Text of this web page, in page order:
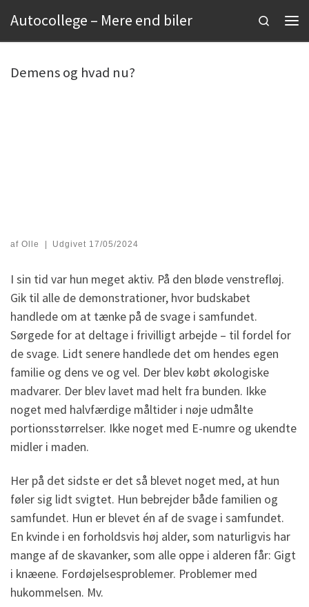
Fortsæt til indhold
Autocollege – Mere end biler
Search
Demens og hvad nu?
af Olle | Udgivet 17/05/2024
I sin tid var hun meget aktiv. På den bløde venstrefløj.
Gik til alle de demonstrationer, hvor budskabet
handlede om at tænke på de svage i samfundet.
Sørgede for at deltage i frivilligt arbejde – til fordel for
de svage. Lidt senere handlede det om hendes egen
familie og dens ve og vel. Der blev købt økologiske
madvarer. Der blev lavet mad helt fra bunden. Ikke
noget med halvfærdige måltider i nøje udmålte
portionsstørrelser. Ikke noget med E-numre og ukendte
midler i maden.
Her på det sidste er det så blevet noget med, at hun
føler sig lidt svigtet. Hun bebrejder både familien og
samfundet. Hun er blevet én af de svage i samfundet.
En kvinde i en forholdsvis høj alder, som naturligvis har
mange af de skavanker, som alle oppe i alderen får: Gigt
i knæene. Fordøjelsesproblemer. Problemer med
hukommelsen. Mv.